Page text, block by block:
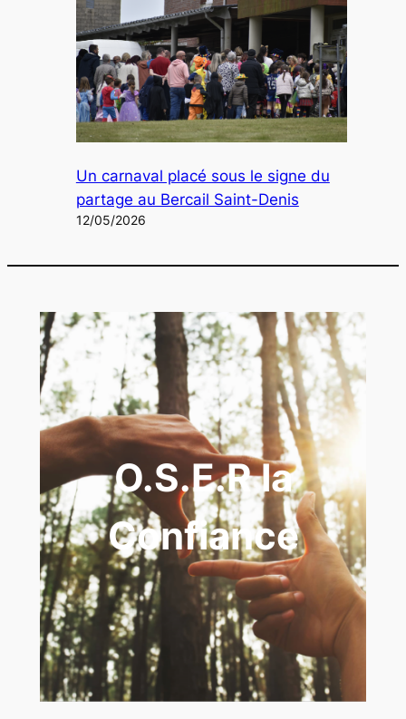
Un carnaval placé sous le signe du
partage au Bercail Saint-Denis
12/05/2026
O.S.E.R la
Confiance